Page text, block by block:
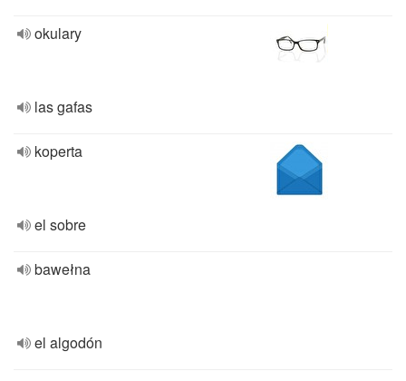
okulary
las gafas
koperta
el sobre
bawełna
el algodón